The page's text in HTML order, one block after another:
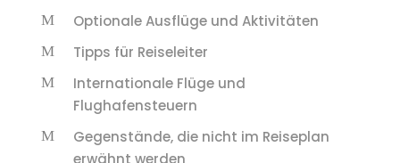
Optionale Ausflüge und Aktivitäten
Tipps für Reiseleiter
Internationale Flüge und
Flughafensteuern
Gegenstände, die nicht im Reiseplan
erwähnt werden